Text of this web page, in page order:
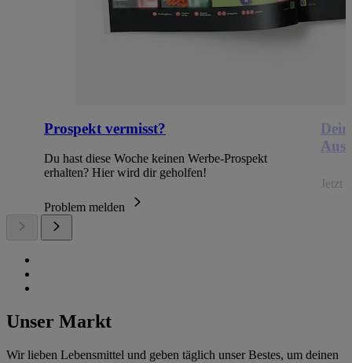
Prospekt vermisst?
Du hast diese Woche keinen Werbe-Prospekt
erhalten? Hier wird dir geholfen!
Problem melden
Jetzt
Unser Markt
Wir lieben Lebensmittel und geben täglich unser Bestes, um deinen